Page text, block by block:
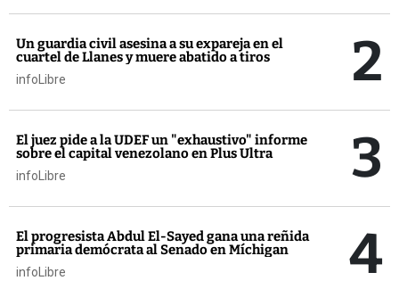
Un guardia civil asesina a su expareja en el
cuartel de Llanes y muere abatido a tiros
infoLibre 2
El juez pide a la UDEF un "exhaustivo" informe
sobre el capital venezolano en Plus Ultra
infoLibre 3
El progresista Abdul El-Sayed gana una reñida
primaria demócrata al Senado en Míchigan
infoLibre 4